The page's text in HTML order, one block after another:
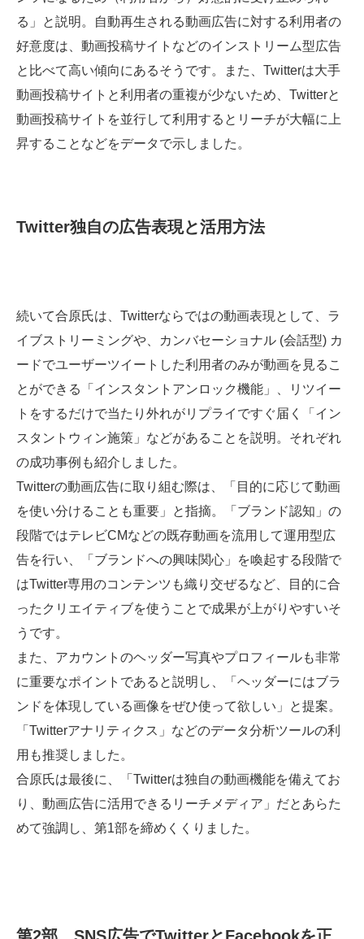
る」と説明。自動再生される動画広告に対する利用者の
好意度は、動画投稿サイトなどのインストリーム型広告
と比べて高い傾向にあるそうです。また、Twitterは大手
動画投稿サイトと利用者の重複が少ないため、Twitterと
動画投稿サイトを並行して利用するとリーチが大幅に上
昇することなどをデータで示しました。
Twitter独自の広告表現と活用方法
続いて合原氏は、Twitterならではの動画表現として、ラ
イブストリーミングや、カンバセーショナル (会話型) カ
ードでユーザーツイートした利用者のみが動画を見るこ
とができる「インスタントアンロック機能」、リツイー
トをするだけで当たり外れがリプライですぐ届く「イン
スタントウィン施策」などがあることを説明。それぞれ
の成功事例も紹介しました。
Twitterの動画広告に取り組む際は、「目的に応じて動画
を使い分けることも重要」と指摘。「ブランド認知」の
段階ではテレビCMなどの既存動画を流用して運用型広
告を行い、「ブランドへの興味関心」を喚起する段階で
はTwitter専用のコンテンツも織り交ぜるなど、目的に合
ったクリエイティブを使うことで成果が上がりやすいそ
うです。
また、アカウントのヘッダー写真やプロフィールも非常
に重要なポイントであると説明し、「ヘッダーにはブラ
ンドを体現している画像をぜひ使って欲しい」と提案。
「Twitterアナリティクス」などのデータ分析ツールの利
用も推奨しました。
合原氏は最後に、「Twitterは独自の動画機能を備えてお
り、動画広告に活用できるリーチメディア」だとあらた
めて強調し、第1部を締めくくりました。